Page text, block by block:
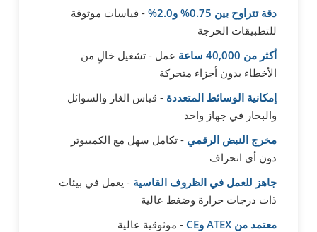
دقة تتراوح بين 0.75% و2.0%
- قياسات موثوقة
للتطبيقات الحرجة
أكثر من 40,000 ساعة
عمل - تشغيل خالٍ من
الأخطاء بدون أجزاء متحركة
إمكانية الوسائط المتعددة - قياس الغاز والسوائل
والبخار في جهاز واحد
مخرج النبض الرقمي - تكامل سهل مع الكمبيوتر
دون أي انحراف
جاهز للعمل في الظروف القاسية - يعمل في بيئات
ذات درجات حرارة وضغط عالية
معتمد من ATEX وCE
- موثوقية عالية